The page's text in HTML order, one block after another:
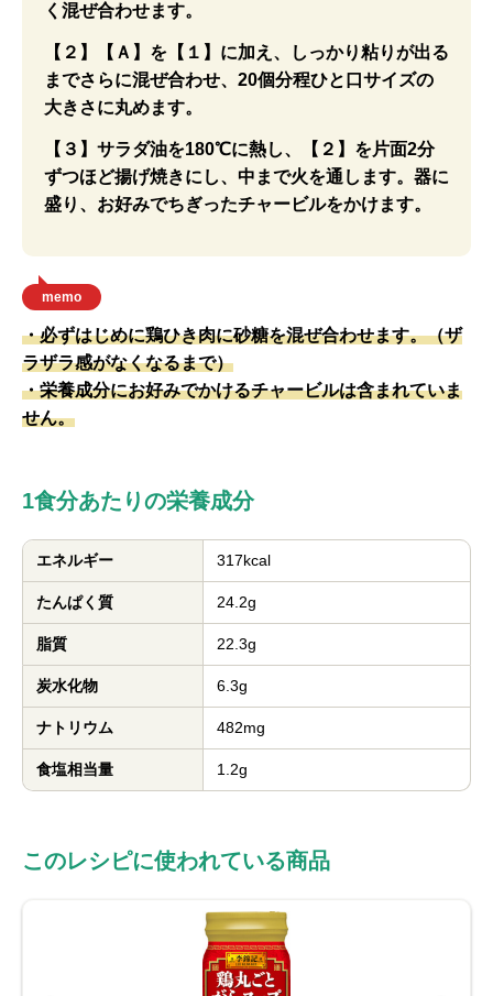
く混ぜ合わせます。
【２】【Ａ】を【１】に加え、しっかり粘りが出る
までさらに混ぜ合わせ、20個分程ひと口サイズの
大きさに丸めます。
【３】サラダ油を180℃に熱し、【２】を片面2分
ずつほど揚げ焼きにし、中まで火を通します。器に
盛り、お好みでちぎったチャービルをかけます。
memo
・必ずはじめに鶏ひき肉に砂糖を混ぜ合わせます。（ザ
ラザラ感がなくなるまで）
・栄養成分にお好みでかけるチャービルは含まれていま
せん。
1食分あたりの栄養成分
エネルギー 317kcal
たんぱく質 24.2g
脂質 22.3g
炭水化物 6.3g
ナトリウム 482mg
食塩相当量 1.2g
このレシピに使われている商品